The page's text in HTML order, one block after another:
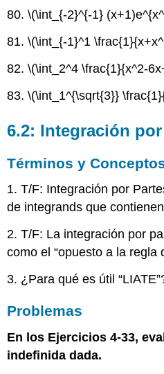
80.\(\int_{-2}^{-1}
81.\(\int_{-1}^1
82.\(\int_2^4 \frac{1}{x^2-
83.\(\int_1^{\sqrt{3}}
6.2: Integración
Términos y
1. T/F: Integración por
de integrands que
2. T/F: La integración por
como el “opuesto a la regla
3. ¿Para qué es útil
Problemas
En los Ejercicios 4-33,
indefinida dada.